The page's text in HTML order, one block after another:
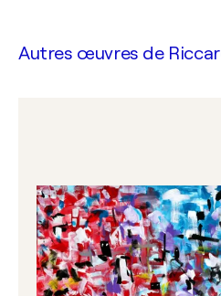
Autres œuvres de